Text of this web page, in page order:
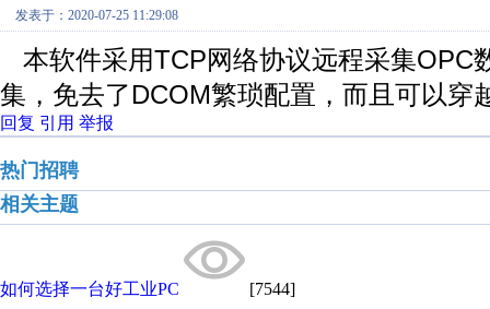
发表于：2020-07-25 11:29:08
本软件采用TCP网络协议远程采集OPC
集，免去了DCOM繁琐配置，而且可以穿
回复 引用 举报
热门招聘
相关主题
如何选择一台好工业PC [7544]